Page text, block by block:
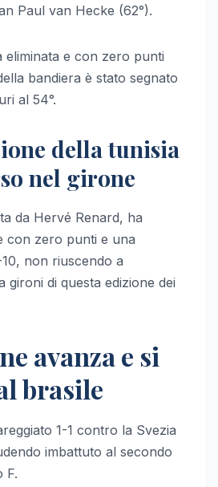
Paul van Hecke (62°).
eliminata e con zero punti
bandiera è stato segnato
al 54°.
della tunisia
nel girone
da Hervé Renard, ha
con zero punti e una
non riuscendo a
gironi di questa edizione dei
avanza e si
brasile
1-1 contro la Svezia
imbattuto al secondo
F.